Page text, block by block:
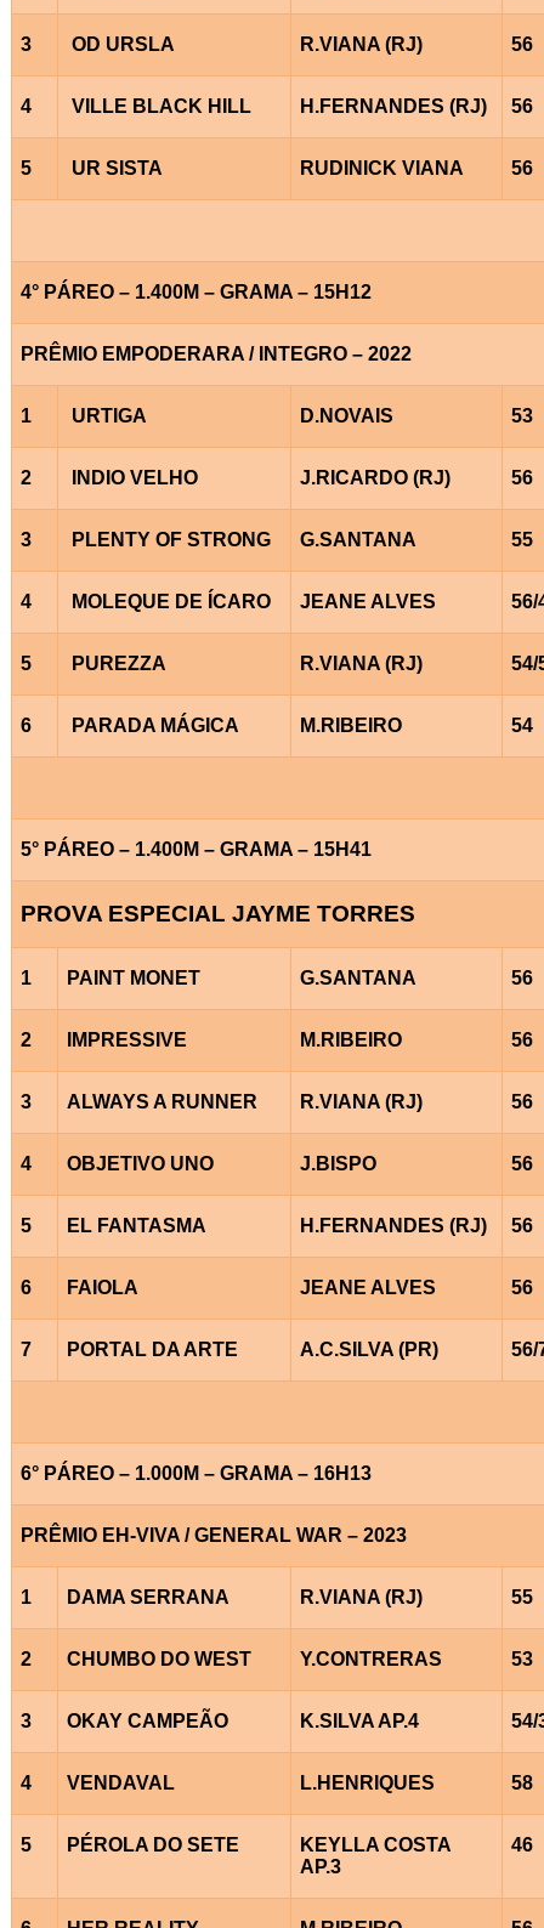
3 OD URSLA R.VIANA (RJ) 56
4 VILLE BLACK HILL H.FERNANDES (RJ) 56
5 UR SISTA RUDINICK VIANA 56
4° PÁREO – 1.400M – GRAMA – 15H12
PRÊMIO EMPODERARA / INTEGRO – 2022
1 URTIGA D.NOVAIS 53
2 INDIO VELHO J.RICARDO (RJ) 56
3 PLENTY OF STRONG G.SANTANA 55
4 MOLEQUE DE ÍCARO JEANE ALVES 56/
5 PUREZZA R.VIANA (RJ) 54/
6 PARADA MÁGICA M.RIBEIRO 54
5° PÁREO – 1.400M – GRAMA – 15H41
PROVA ESPECIAL JAYME TORRES
1 PAINT MONET G.SANTANA 56
2 IMPRESSIVE M.RIBEIRO 56
3 ALWAYS A RUNNER R.VIANA (RJ) 56
4 OBJETIVO UNO J.BISPO 56
5 EL FANTASMA H.FERNANDES (RJ) 56
6 FAIOLA JEANE ALVES 56
7 PORTAL DA ARTE A.C.SILVA (PR) 56/
6° PÁREO – 1.000M – GRAMA – 16H13
PRÊMIO EH-VIVA / GENERAL WAR – 2023
1 DAMA SERRANA R.VIANA (RJ) 55
2 CHUMBO DO WEST Y.CONTRERAS 53
3 OKAY CAMPEÃO K.SILVA AP.4 54/
4 VENDAVAL L.HENRIQUES 58
5 PÉROLA DO SETE
KEYLLA COSTA
AP.3
46